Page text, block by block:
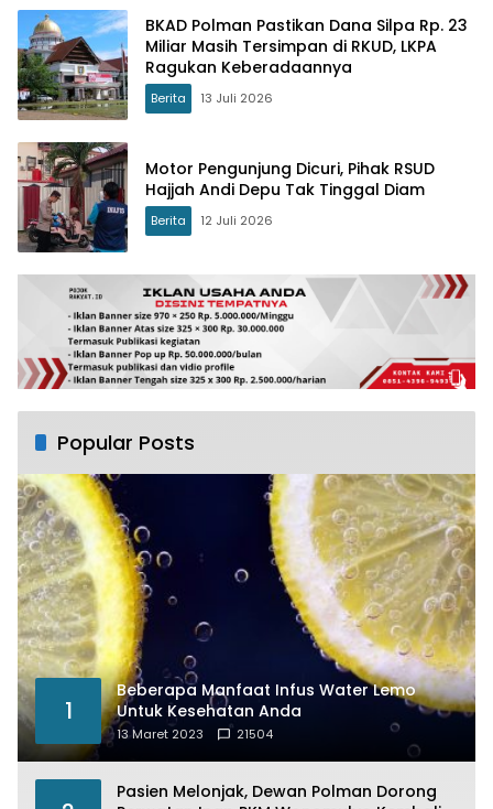
BKAD Polman Pastikan Dana Silpa Rp. 23
Miliar Masih Tersimpan di RKUD, LKPA
Ragukan Keberadaannya
Berita 13 Juli 2026
Motor Pengunjung Dicuri, Pihak RSUD
Hajjah Andi Depu Tak Tinggal Diam
Berita 12 Juli 2026
Popular Posts
1
Beberapa Manfaat Infus Water Lemo
Untuk Kesehatan Anda
13 Maret 2023 21504
Pasien Melonjak, Dewan Polman Dorong